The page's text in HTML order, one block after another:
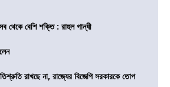
থেকে বেশি শক্তি : রাহুল গান্ধী
রাখছে না, রাজ্যের বিজেপি সরকারকে তোপ